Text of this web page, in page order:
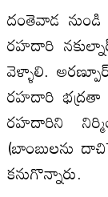
దంతెవాడ
రహదారి
వెళ్ళాలి.
రహదారి
రహదారిని
(బాంబులను
కనుగొన్నారు.